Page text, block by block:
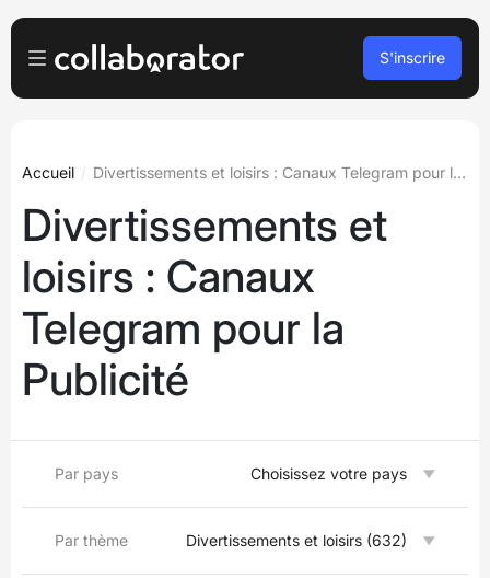
Pour les Éditeurs
Pour les agences
Podcasts et webinaires
Blog
Langues Français
Se connecter
S'inscrire
Accueil Divertissements et loisirs : Canaux Telegram pour la Publicité
Divertissements et
loisirs : Canaux
Telegram pour la
Publicité
Par pays Choisissez votre pays
Par thème Divertissements et loisirs (632)